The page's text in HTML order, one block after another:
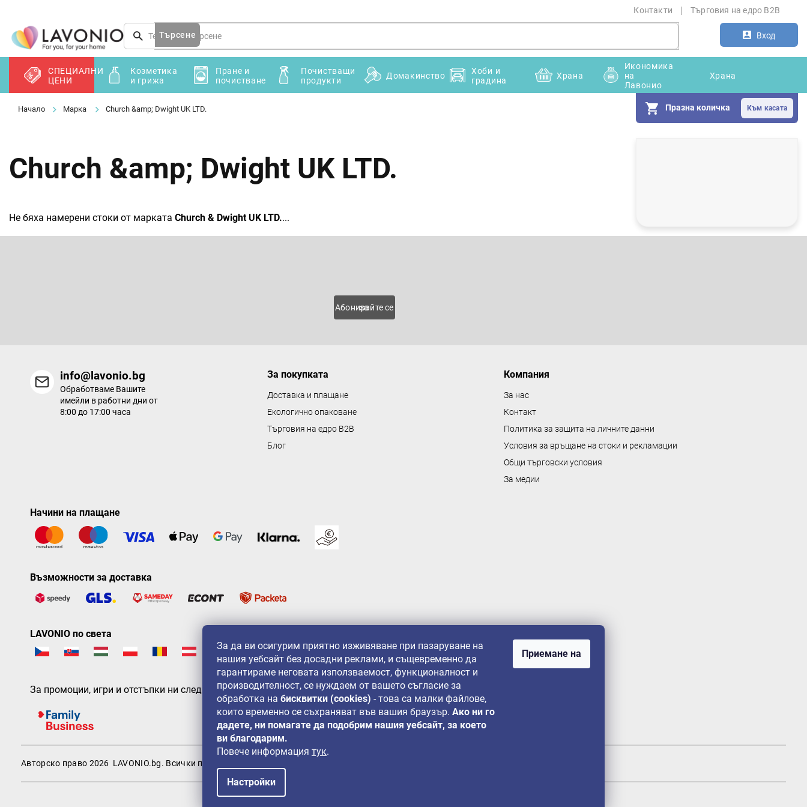
За да ви осигурим приятно изживяване при пазаруване на
нашия уебсайт без досадни реклами, и същевременно да
гарантираме неговата използваемост, функционалност и
производителност, се нуждаем от вашето съгласие за
обработка на бисквитки (cookies) - това са малки файлове,
които временно се съхраняват във вашия браузър. Ако ни го
дадете, ни помагате да подобрим нашия уебсайт, за което
ви благодарим.
Повече информация тук.
Настройки
Приемане на
съдържанието
Контакти Търговия на едро B2B
Вход
Търсене
Празна количка
СПЕЦИАЛНИ
ЦЕНИ
Козметика
и грижа
Пране и
почистване
Почистващи
продукти
Домакинство
Хоби и
градина
Храна
Икономика
на
Лавонио
Храна
Марка Church &amp; Dwight UK LTD.
и
Church &amp; Dwight UK LTD.
Не бяха намерени стоки от марката Church & Dwight UK LTD....
Абонирайте се за
info@lavonio.bg
Обработваме Вашите
имейли в работни дни от
8:00 до 17:00 часа
За покупката
Доставка и плащане
Екологично опаковане
Търговия на едро B2B
Блог
Компания
За нас
Контакт
Политика за защита на личните данни
Условия за връщане на стоки и рекламации
Общи търговски условия
За медии
Начини на плащане
Възможности за доставка
LAVONIO по света
За промоции, игри и отстъпки ни следвайте на:
Авторско право 2026 LAVONIO.bg. Всички права запазени.